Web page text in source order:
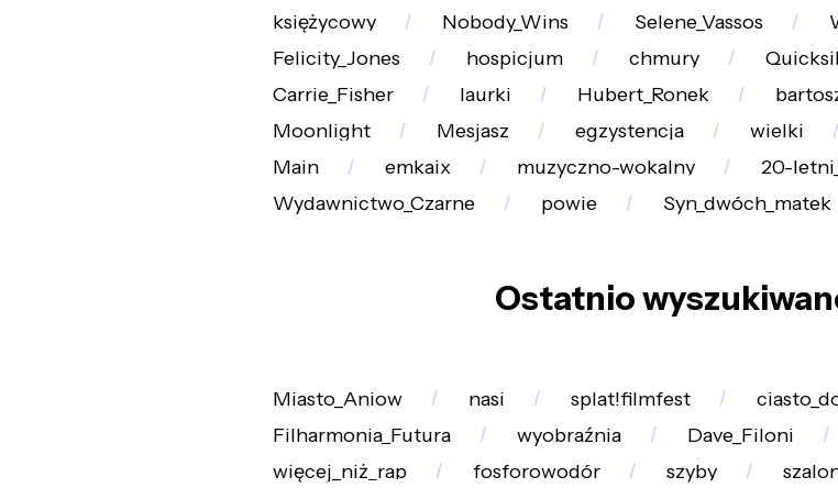
księżycowy
Nobody_Wins Selene_Vassos
Felicity_Jones
hospicjum chmury
Carrie_Fisher
laurki Hubert_Ronek
Moonlight
Mesjasz egzystencja wielki
Main
emkaix muzyczno-wokalny 20-
Wydawnictwo_Czarne
powie Syn_dwóch_matek
Ostatnio
Miasto_Aniow nasi splat!filmfest
Filharmonia_Futura
wyobraźnia Dave_Filoni
więcej_niż_rap
fosforowodór szyby